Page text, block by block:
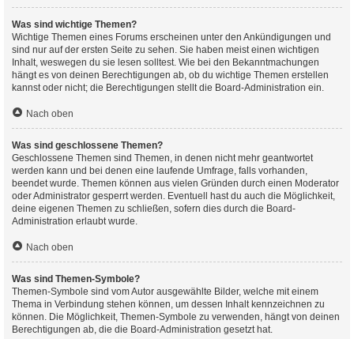
Was sind wichtige Themen?
Wichtige Themen eines Forums erscheinen unter den Ankündigungen und
sind nur auf der ersten Seite zu sehen. Sie haben meist einen wichtigen
Inhalt, weswegen du sie lesen solltest. Wie bei den Bekanntmachungen
hängt es von deinen Berechtigungen ab, ob du wichtige Themen erstellen
kannst oder nicht; die Berechtigungen stellt die Board-Administration ein.
Nach oben
Was sind geschlossene Themen?
Geschlossene Themen sind Themen, in denen nicht mehr geantwortet
werden kann und bei denen eine laufende Umfrage, falls vorhanden,
beendet wurde. Themen können aus vielen Gründen durch einen Moderator
oder Administrator gesperrt werden. Eventuell hast du auch die Möglichkeit,
deine eigenen Themen zu schließen, sofern dies durch die Board-
Administration erlaubt wurde.
Nach oben
Was sind Themen-Symbole?
Themen-Symbole sind vom Autor ausgewählte Bilder, welche mit einem
Thema in Verbindung stehen können, um dessen Inhalt kennzeichnen zu
können. Die Möglichkeit, Themen-Symbole zu verwenden, hängt von deinen
Berechtigungen ab, die die Board-Administration gesetzt hat.